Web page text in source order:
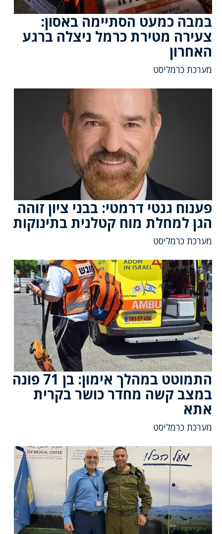
במבה כמעט הסתיימה באסון:
צעירה מטירת כרמל ניצלה ברגע
האחרון
מערכת כרמליסט
פענוח גנטי דרמטי: בבני ציון זוהה
הגן למחלת מוח קטלנית בתינוקות
מערכת כרמליסט
התמוטט במהלך אימון: בן 71 פונה
במצב קשה מחדר כושר בקרית
אתא
מערכת כרמליסט